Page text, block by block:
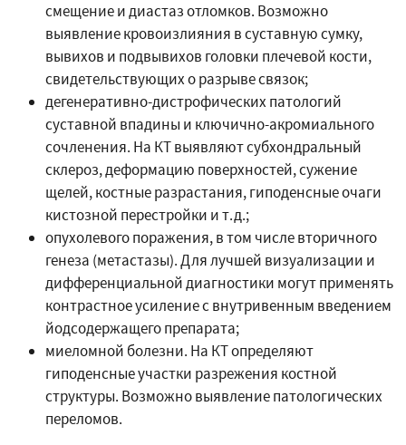
смещение и диастаз отломков. Возможно
выявление кровоизлияния в суставную сумку,
вывихов и подвывихов головки плечевой кости,
свидетельствующих о разрыве связок;
дегенеративно-дистрофических патологий
суставной впадины и ключично-акромиального
сочленения. На КТ выявляют субхондральный
склероз, деформацию поверхностей, сужение
щелей, костные разрастания, гиподенсные очаги
кистозной перестройки и т.д.;
опухолевого поражения, в том числе вторичного
генеза (метастазы). Для лучшей визуализации и
дифференциальной диагностики могут применять
контрастное усиление с внутривенным введением
йодсодержащего препарата;
миеломной болезни. На КТ определяют
гиподенсные участки разрежения костной
структуры. Возможно выявление патологических
переломов.